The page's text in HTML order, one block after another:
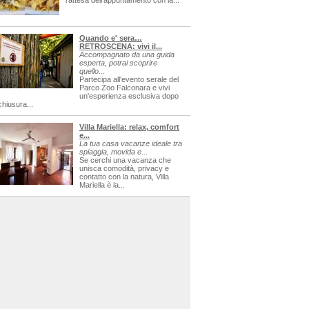
Quando e' sera…
RETROSCENA: vivi il...
Accompagnato da una guida
esperta, potrai scoprire
quello...
Partecipa all'evento serale del
Parco Zoo Falconara e vivi
un'esperienza esclusiva dopo
Villa Mariella: relax, comfort
e...
La tua casa vacanze ideale tra
spiaggia, movida e...
Se cerchi una vacanza che
unisca comodità, privacy e
contatto con la natura, Villa
Mariella è la...